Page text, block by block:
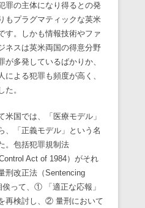
罪の主体になり得るとの発
もプラグマティックな英米
す。しかも情報技術やファ
ネスは英米両国の得意分野
多発しているばかりか、
よる犯罪も頻度が高く、
。
国では、「医療モデル」
、「正義モデル」という名
。包括犯罪規制法
Act of 1984）がそれ
刑改正法（Sentencing
って、① 「適正な応報」
再検討し、② 量刑において